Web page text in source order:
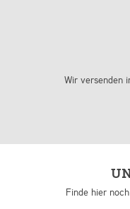
Wir versenden
Finde hier